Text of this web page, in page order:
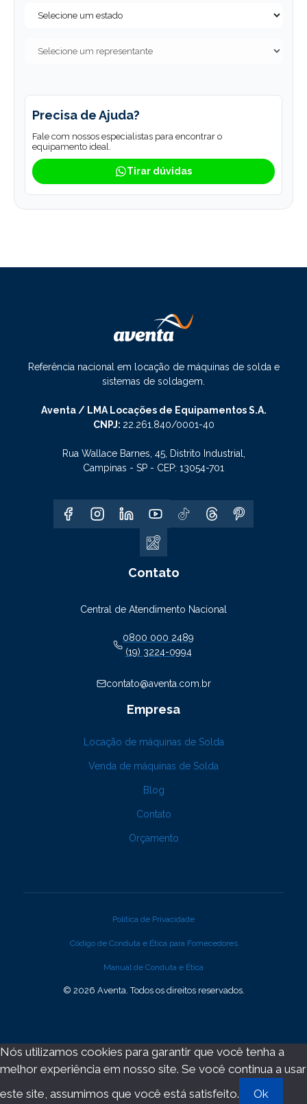
Precisa de Ajuda?
Fale com nossos especialistas para encontrar o
equipamento ideal.
Tirar dúvidas
Referência nacional em locação de máquinas de solda e
sistemas de soldagem.
Aventa / LMA Locações de Equipamentos S.A.
CNPJ: 22.261.840/0001-40
Rua Wallace Barnes, 45, Distrito Industrial,
Campinas - SP - CEP: 13054-701
Contato
Central de Atendimento Nacional
0800 000 2489
(19) 3224-0994
contato@aventa.com.br
Empresa
Locação de máquinas de Solda
Venda de máquinas de Solda
Blog
Contato
Orçamento
© 2026 Aventa. Todos os direitos reservados.
Política de Privacidade
Código de Conduta e Ética para Fornecedores
Manual de Conduta e Ética
Nós utilizamos cookies para garantir que você tenha a
melhor experiência em nosso site. Se você continua a usar
este site, assumimos que você está satisfeito.
Ok